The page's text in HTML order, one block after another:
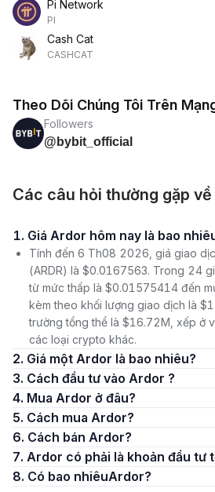
Pi Network
PI
Cash Cat
CASHCAT
Theo Dõi Chúng Tôi Trên
Followers
@bybit_official
Các câu hỏi thường gặp về
1. Giá Ardor hôm nay là bao
Tính đến 6 Th08 2026, giá giao
(ARDR) là $0.0167563. Trong 24
từ mức thấp là $0.01575414 đến
kèm theo khối lượng giao dịch là
trường tổng thể là $16.72M, xếp ở
các loại crypto khác.
2. Giá một Ardor là bao nhiêu?
3. Cách đầu tư vào Ardor ?
4. Mua Ardor ở đâu?
5. Cách mua Ardor?
6. Cách bán Ardor?
7. Ardor có phải là khoản đầu tư
8. Có bao nhiêuArdor?